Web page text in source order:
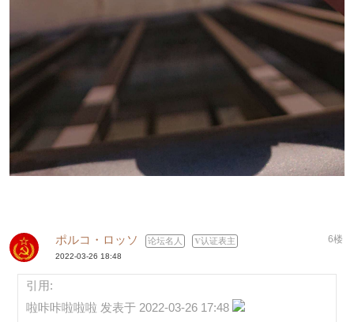
ポルコ・ロッソ 论坛名人 认证表主 6楼
2022-03-26 18:48
引用:
啦咔咔啦啦啦 发表于 2022-03-26 17:48